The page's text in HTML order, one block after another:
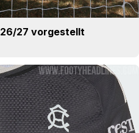
27 vorgestellt